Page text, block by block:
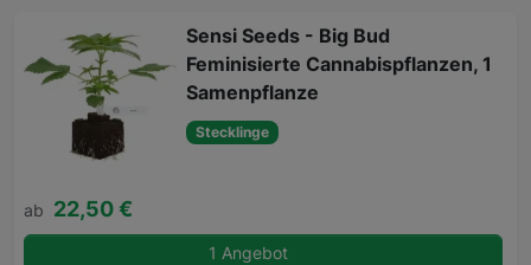
Sensi Seeds - Big Bud
Feminisierte Cannabispflanzen, 1
Samenpflanze
Stecklinge
ab 22,50 €
1 Angebot